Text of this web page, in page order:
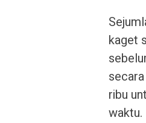
kaget
ribu
waktu.